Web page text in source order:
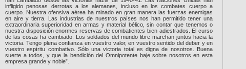
infligido penosas derrotas a los alemanes, incluso en los combates cuerpo a
cuerpo. Nuestra ofensiva aérea ha minado en gran manera las fuerzas enemigas
en aire y tierra. Las industrias de nuestros países nos han permitido tener una
extraordinaria superioridad en armas y material bélico, sin contar que tenemos o
nuestra disposición enormes reservas de combatientes bien adiestrados. El curso
de las cosas ha cambiado. Los soldados del mundo libre marchan juntos hacia la
victoria. Tengo plena confianza en vuestro valor, en vuestro sentido del deber y en
vuestro espíritu combativo. Sólo una victoria total es digna de nosotros. Buena
suerte a todos, y que la bendición del Omnipotente baje sobre nosotros en esta
empresa grande y noble”.